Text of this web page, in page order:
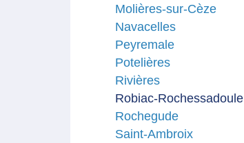
Molières-sur-Cèze
Navacelles
Peyremale
Potelières
Rivières
Robiac-Rochessadoule
Rochegude
Saint-Ambroix